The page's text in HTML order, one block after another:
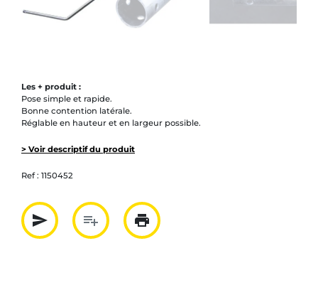
Les + produit :
Pose simple et rapide.
Bonne contention latérale.
Réglable en hauteur et en largeur possible.
> Voir descriptif du produit
Ref : 1150452
send
Partager par mail
playlist_add
Ajouter à la liste
print
Imprimer